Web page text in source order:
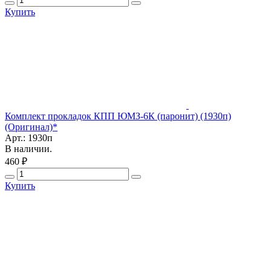
Купить
Комплект прокладок КПП ЮМЗ-6К (паронит) (1930п)
(Оригинал)*
Арт.: 1930п
В наличии.
460 ₽
Купить